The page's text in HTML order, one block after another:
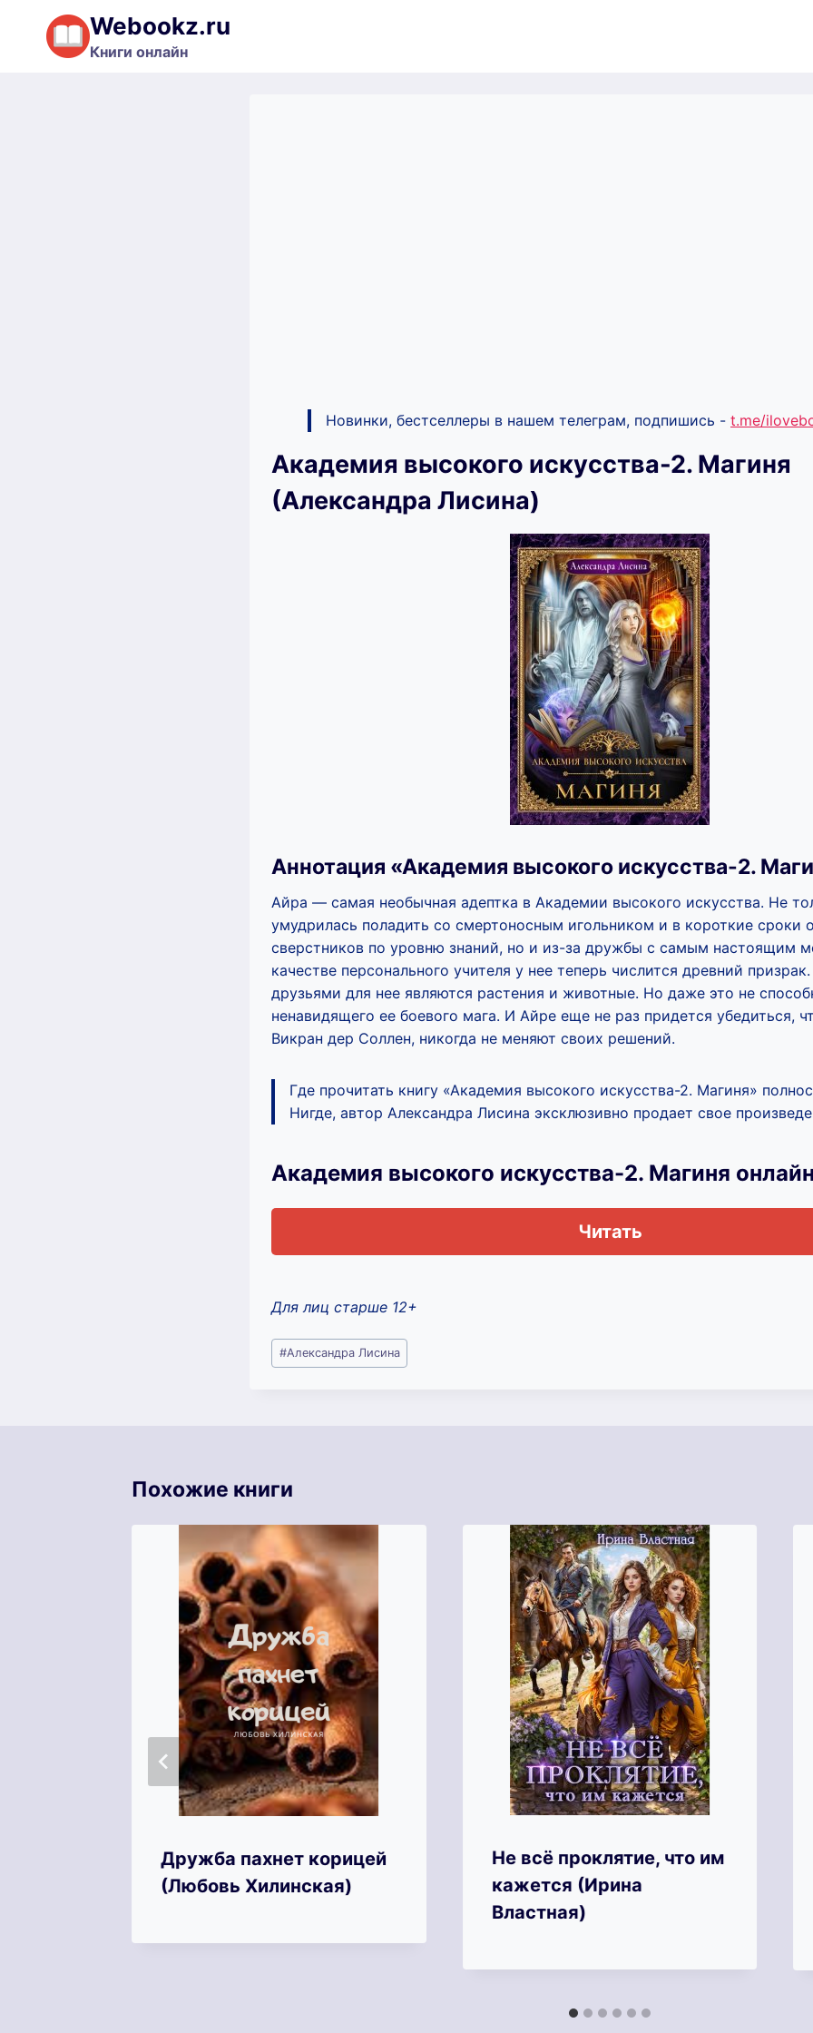
Перейти
содержимому
Webookz.ru
Книги онлайн
Новинки, бестселлеры в нашем телеграм, подпишись - t.me/
Академия высокого искусства-2. Магиня
(Александра Лисина)
Аннотация «Академия высокого искусства-2.
Айра — самая необычная адептка в Академии высокого искусства. Не
умудрилась поладить со смертоносным игольником и в короткие сроки
сверстников по уровню знаний, но и из-за дружбы с самым настоящим
качестве персонального учителя у нее теперь числится древний
друзьями для нее являются растения и животные. Но даже это не
ненавидящего ее боевого мага. И Айре еще не раз придется убедиться,
Викран дер Соллен, никогда не меняют своих решений.
Где прочитать книгу «Академия высокого искусства-2. Магиня»
Нигде, автор Александра Лисина эксклюзивно продает свое
Академия высокого искусства-2. Магиня
Читать
Для лиц старше 12+
Метки
записи:
#Александра Лисина
Похожие книги
Дружба пахнет корицей
(Любовь Хилинская)
Не всё проклятие, что им
кажется (Ирина
Властная)